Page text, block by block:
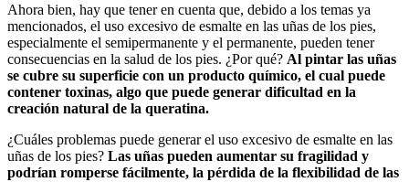
Ahora bien, hay que tener en cuenta que, debido a los temas ya
mencionados, el uso excesivo de esmalte en las uñas de los pies,
especialmente el semipermanente y el permanente, pueden tener
consecuencias en la salud de los pies. ¿Por qué? Al pintar las uñas
se cubre su superficie con un producto químico, el cual puede
contener toxinas, algo que puede generar dificultad en la
creación natural de la queratina.
¿Cuáles problemas puede generar el uso excesivo de esmalte en las
uñas de los pies? Las uñas pueden aumentar su fragilidad y
podrían romperse fácilmente, la pérdida de la flexibilidad de las